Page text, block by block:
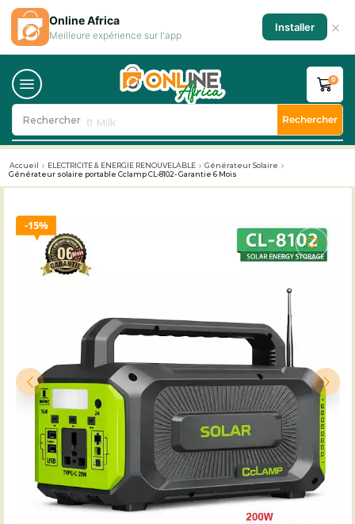
Rechercher 🥛 Milk Rechercher
0
Accueil ELECTRICITE & ENERGIE RENOUVELABLE
Générateur Solaire
Générateur solaire portable Cclamp CL-8102- Garantie 6 Mois
15%
Online Africa
Meilleure expérience sur l'app
Installer ×